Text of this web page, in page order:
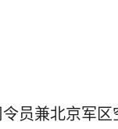
员兼北京军